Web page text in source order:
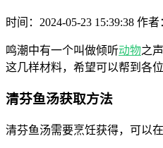
时间：2024-05-23 15:39:38 作者
鸣潮中有一个叫做倾听动物之
这几样材料，希望可以帮到各
清芬鱼汤获取方法
清芬鱼汤需要烹饪获得，可以